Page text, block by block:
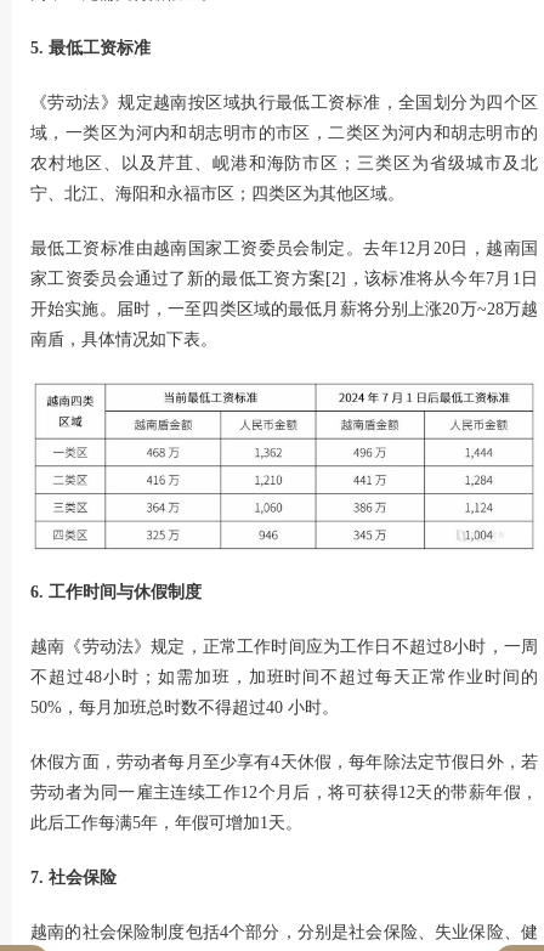
5. 最低工资标准
《劳动法》规定越南按区域执行最低工资标准，全国划分为四个区
域，一类区为河内和胡志明市的市区，二类区为河内和胡志明市的
农村地区、以及芹苴、岘港和海防市区；三类区为省级城市及北
宁、北江、海阳和永福市区；四类区为其他区域。
最低工资标准由越南国家工资委员会制定。去年12月20日，越南国
家工资委员会通过了新的最低工资方案[2]，该标准将从今年7月1日
开始实施。届时，一至四类区域的最低月薪将分别上涨20万~28万越
南盾，具体情况如下表。
6. 工作时间与休假制度
越南《劳动法》规定，正常工作时间应为工作日不超过8小时，一周
不超过48小时；如需加班，加班时间不超过每天正常作业时间的
50%，每月加班总时数不得超过40 小时。
休假方面，劳动者每月至少享有4天休假，每年除法定节假日外，若
劳动者为同一雇主连续工作12个月后，将可获得12天的带薪年假，
此后工作每满5年，年假可增加1天。
7. 社会保险
越南的社会保险制度包括4个部分，分别是社会保险、失业保险、健